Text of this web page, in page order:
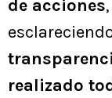
de acciones
realizado